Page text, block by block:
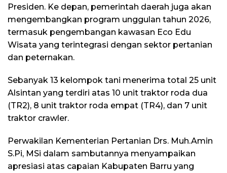
Presiden. Ke depan, pemerintah daerah juga akan
mengembangkan program unggulan tahun 2026,
termasuk pengembangan kawasan Eco Edu
Wisata yang terintegrasi dengan sektor pertanian
dan peternakan.
Sebanyak 13 kelompok tani menerima total 25 unit
Alsintan yang terdiri atas 10 unit traktor roda dua
(TR2), 8 unit traktor roda empat (TR4), dan 7 unit
traktor crawler.
Perwakilan Kementerian Pertanian Drs. Muh.Amin
S.Pi, MSi dalam sambutannya menyampaikan
apresiasi atas capaian Kabupaten Barru yang